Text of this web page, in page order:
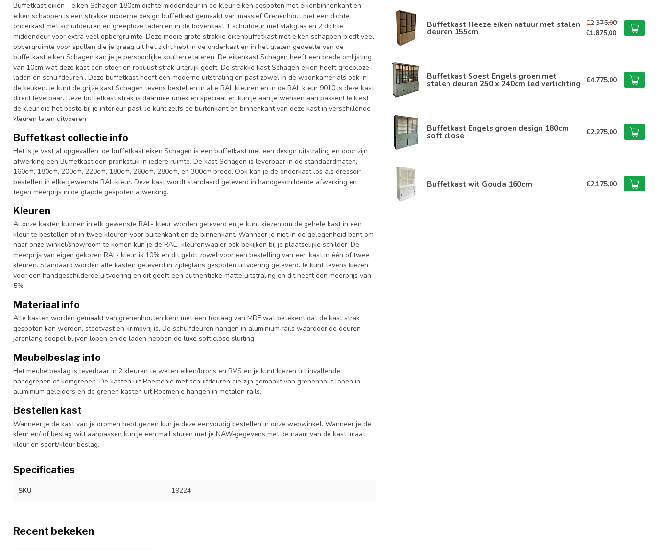
Buffetkast eiken - eiken Schagen 180cm dichte middendeur in de kleur eiken gespoten met eikenbinnenkant en
eiken schappen is een strakke moderne design buffetkast gemaakt van massief Grenenhout met een dichte
onderkast met schuifdeuren en greeploze laden en in de bovenkast 1 schuifdeur met vlakglas en 2 dichte
middendeur voor extra veel opbergruimte. Deze mooie grote strakke eikenbuffetkast met eiken schappen biedt veel
opbergruimte voor spullen die je graag uit het zicht hebt in de onderkast en in het glazen gedeelte van de
buffetkast eiken Schagen kan je je persoonlijke spullen etaleren. De eikenkast Schagen heeft een brede omlijsting
van 10cm wat deze kast een stoer en robuust strak uiterlijk geeft. De strakke kast Schagen eiken heeft greeploze
laden en schuifdeuren.. Deze buffetkast heeft een moderne uitstraling en past zowel in de woonkamer als ook in
de keuken. Je kunt de grijze kast Schagen tevens bestellen in alle RAL kleuren en in de RAL kleur 9010 is deze kast
direct leverbaar. Deze buffetkast strak is daarmee uniek en speciaal en kun je aan je wensen aan passen! Je kiest
de kleur die het beste bij je interieur past. Je kunt zelfs de buitenkant en binnenkant van deze kast in verschillende
kleuren laten uitvoeren
Buffetkast collectie info
Het is je vast al opgevallen: de buffetkast eiken Schagen is een buffetkast met een design uitstraling en door zijn
afwerking een Buffetkast een pronkstuk in iedere ruimte. De kast Schagen is leverbaar in de standaardmaten,
160cm, 180cm, 200cm, 220cm, 180cm, 260cm, 280cm, en 300cm breed. Ook kan je de onderkast los als dressoir
bestellen in elke gewenste RAL kleur. Deze kast wordt standaard geleverd in handgeschilderde afwerking en
tegen meerprijs in de gladde gespoten afwerking.
Kleuren
Al onze kasten kunnen in elk gewenste RAL- kleur worden geleverd en je kunt kiezen om de gehele kast in een
kleur te bestellen of in twee kleuren voor buitenkant en de binnenkant. Wanneer je niet in de gelegenheid bent om
naar onze winkel/showroom te komen kun je de RAL- kleurenwaaier ook bekijken bij je plaatselijke schilder. De
meerprijs van eigen gekozen RAL- kleur is 10% en dit geldt zowel voor een bestelling van een kast in één of twee
kleuren. Standaard worden alle kasten geleverd in zijdeglans gespoten uitvoering geleverd. Je kunt tevens kiezen
voor een handgeschilderde uitvoering en dit geeft een authentieke matte uitstraling en dit heeft een meerprijs van
5%.
Materiaal info
Alle kasten worden gemaakt van grenenhouten kern met een toplaag van MDF wat betekent dat de kast strak
gespoten kan worden, stootvast en krimpvrij is, De schuifdeuren hangen in aluminium rails waardoor de deuren
jarenlang soepel blijven lopen en de laden hebben de luxe soft close sluiting.
Meubelbeslag info
Het meubelbeslag is leverbaar in 2 kleuren te weten eiken/brons en RVS en je kunt kiezen uit invallende
handgrepen of komgrepen. De kasten uit Roemenië met schuifdeuren die zijn gemaakt van grenenhout lopen in
aluminium geleiders en de grenen kasten uit Roemenië hangen in metalen rails.
Bestellen kast
Wanneer je de kast van je dromen hebt gezien kun je deze eenvoudig bestellen in onze webwinkel. Wanneer je de
kleur en/ of beslag wilt aanpassen kun je een mail sturen met je NAW-gegevens met de naam van de kast, maat,
kleur en soort/kleur beslag.
Specificaties
SKU 19224
Buffetkast Heeze eiken natuur met stalen
deuren 155cm
€2.375,00
€1.875,00
Buffetkast Soest Engels groen met
stalen deuren 250 x 240cm led verlichting €4.775,00
Buffetkast Engels groen design 180cm
soft close €2.275,00
Buffetkast wit Gouda 160cm €2.175,00
Recent bekeken